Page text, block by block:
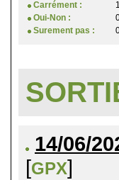
Carrément :
Oui-Non :
Surement pas :
14/06/
[GPX]